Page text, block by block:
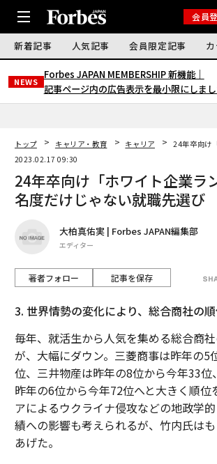
会員
新着記事 人気記事 会員限定記事
NEWS
Forbes JAPAN MEMBERSHIP 新機能｜
記事ページ内の広告表示を最小限にしま
トップ キャリア・教育 キャリア
24年卒向け
2023.02.17 09:30
24年卒向け「ホワイト企業ラ
名度だけじゃない就職先選び
大柏真佑実 | Forbes JAPAN編集部
エディター
著者フォロー 記事を保存
3. 世界情勢の変化により、総合商社の
毎年、就活生から人気を集める総合商
が、大幅にダウン。三菱商事は昨年の5
位、三井物産は昨年の8位から今年33位
昨年の6位から今年72位へと大きく順位
アによるウクライナ侵攻などの地政学
績への影響も考えられるが、竹内氏は
あげた。